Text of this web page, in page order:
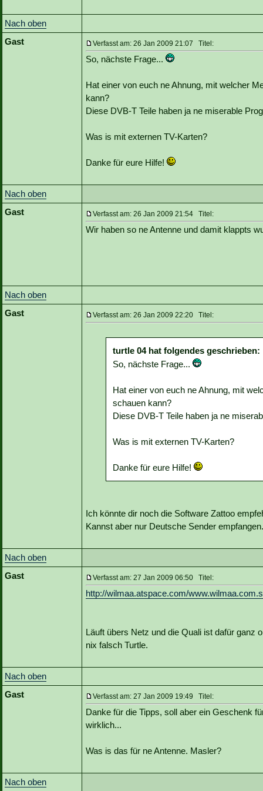
Nach oben
Gast
Verfasst am: 26 Jan 2009 21:07 Titel:
So, nächste Frage...
Hat einer von euch ne Ahnung, mit welcher
kann?
Diese DVB-T Teile haben ja ne miserable
Was is mit externen TV-Karten?
Danke für eure Hilfe!
Nach oben
Gast
Verfasst am: 26 Jan 2009 21:54 Titel:
Wir haben so ne Antenne und damit klappts
Nach oben
Gast
Verfasst am: 26 Jan 2009 22:20 Titel:
turtle 04 hat folgendes geschrieben:
So, nächste Frage...
Hat einer von euch ne Ahnung, mit
schauen kann?
Diese DVB-T Teile haben ja ne
Was is mit externen TV-Karten?
Danke für eure Hilfe!
Ich könnte dir noch die Software Zattoo
Kannst aber nur Deutsche Sender
Nach oben
Gast
Verfasst am: 27 Jan 2009 06:50 Titel:
http://wilmaa.atspace.com/
Läuft übers Netz und die Quali ist dafür
nix falsch Turtle.
Nach oben
Gast
Verfasst am: 27 Jan 2009 19:49 Titel:
Danke für die Tipps, soll aber ein Geschenk
wirklich...
Was is das für ne Antenne. Masler?
Nach oben